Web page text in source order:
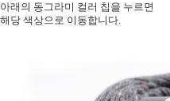
아래의 동그라미 컬러 칩을 누르면
해당 색상으로 이동합니다.